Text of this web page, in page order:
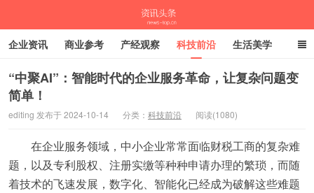
资讯头条
企业资讯 商业参考 产经观察 科技前沿 生活美学
时尚潮流 母婴亲子 专栏
“中聚AI”：智能时代的企业服务革命，让复杂问题变
简单！
editing 发布于 2024-10-14 分类： 科技前沿 阅读(1080)
在企业服务领域，中小企业常常面临财税工商的复杂难
题，以及专利股权、注册实缴等种种申请办理的繁琐，而随
着技术的飞速发展，数字化、智能化已经成为破解这些难题